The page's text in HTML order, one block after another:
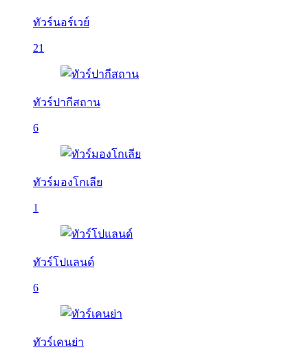
ทัวร์นอร์เวย์
21
ทัวร์ปากีสถาน
6
ทัวร์มองโกเลีย
1
ทัวร์โปแลนด์
6
ทัวร์เคนย่า